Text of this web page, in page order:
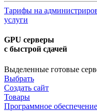
Тарифы на
услуги
GPU серверы
с быстрой сдачей
Выделенные готовые
Выбрать
Создать сайт
Товары
Программное обеспечение